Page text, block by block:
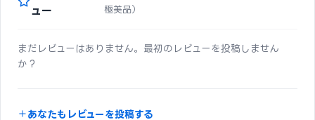
ュー
極美品）
まだレビューはありません。最初のレビューを投稿しません
か？
あなたもレビューを投稿する